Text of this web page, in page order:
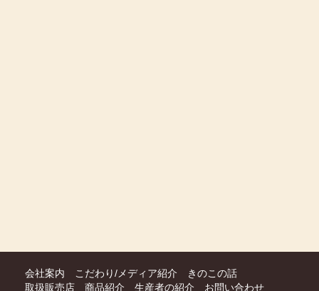
会社案内 こだわり/メディア紹介
きのこの話
取扱販売店
商品紹介 生産者の紹介
お問い合わせ